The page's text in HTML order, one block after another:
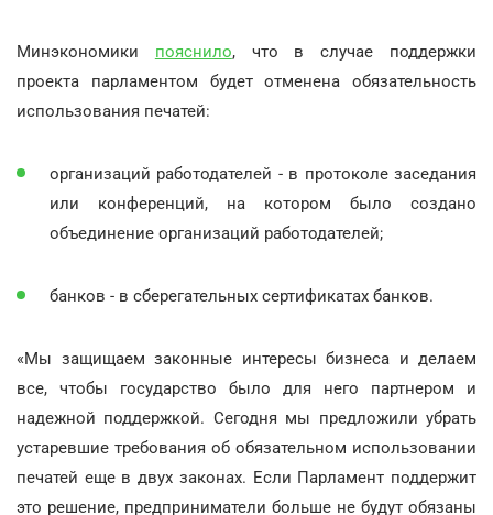
Минэкономики пояснило, что в случае поддержки
проекта парламентом будет отменена обязательность
использования печатей:
организаций работодателей - в протоколе заседания
или конференций, на котором было создано
объединение организаций работодателей;
банков - в сберегательных сертификатах банков.
«Мы защищаем законные интересы бизнеса и делаем
все, чтобы государство было для него партнером и
надежной поддержкой. Сегодня мы предложили убрать
устаревшие требования об обязательном использовании
печатей еще в двух законах. Если Парламент поддержит
это решение, предприниматели больше не будут обязаны